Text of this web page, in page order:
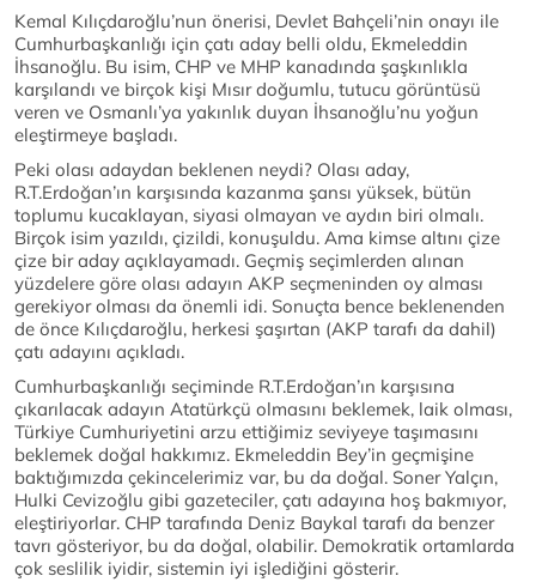
Kemal Kılıçdaroğlu’nun önerisi, Devlet Bahçeli’nin onayı ile
Cumhurbaşkanlığı için çatı aday belli oldu, Ekmeleddin
İhsanoğlu. Bu isim, CHP ve MHP kanadında şaşkınlıkla
karşılandı ve birçok kişi Mısır doğumlu, tutucu görüntüsü
veren ve Osmanlı’ya yakınlık duyan İhsanoğlu’nu yoğun
eleştirmeye başladı.
Peki olası adaydan beklenen neydi? Olası aday,
R.T.Erdoğan’ın karşısında kazanma şansı yüksek, bütün
toplumu kucaklayan, siyasi olmayan ve aydın biri olmalı.
Birçok isim yazıldı, çizildi, konuşuldu. Ama kimse altını çize
çize bir aday açıklayamadı. Geçmiş seçimlerden alınan
yüzdelere göre olası adayın AKP seçmeninden oy alması
gerekiyor olması da önemli idi. Sonuçta bence beklenenden
de önce Kılıçdaroğlu, herkesi şaşırtan (AKP tarafı da dahil)
çatı adayını açıkladı.
Cumhurbaşkanlığı seçiminde R.T.Erdoğan’ın karşısına
çıkarılacak adayın Atatürkçü olmasını beklemek, laik olması,
Türkiye Cumhuriyetini arzu ettiğimiz seviyeye taşımasını
beklemek doğal hakkımız. Ekmeleddin Bey’in geçmişine
baktığımızda çekincelerimiz var, bu da doğal. Soner Yalçın,
Hulki Cevizoğlu gibi gazeteciler, çatı adayına hoş bakmıyor,
eleştiriyorlar. CHP tarafında Deniz Baykal tarafı da benzer
tavrı gösteriyor, bu da doğal, olabilir. Demokratik ortamlarda
çok seslilik iyidir, sistemin iyi işlediğini gösterir.